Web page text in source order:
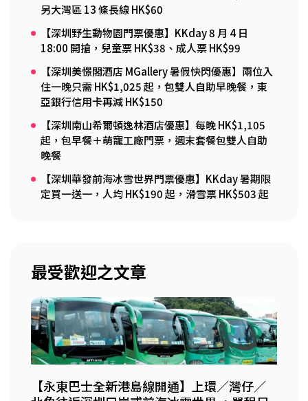
另大灣區 13 條長線 HK$60
【深圳野生動物園門票優惠】KKday 8 月 4 日
18:00 開搶，兒童票 HK$38、成人票 HK$99
【深圳美憬閣酒店 MGallery 暑假快閃優惠】兩位入
住一晚只需 HK$1,025 起，包雙人自助早晚餐，東
亞銀行信用卡再減 HK$150
【深圳南山希爾頓逸林酒店優惠】每晚 HK$1,105
起，包早餐＋萌寵工廠門票，週末套餐包雙人自助
晚餐
【深圳華發前海冰雪世界門票優惠】KKday 暑期限
定買一送一，人均 HK$190 起，滑雪票 HK$503 起
最受歡迎之文章
【永東巴士全新港島線開通】上環／灣仔／